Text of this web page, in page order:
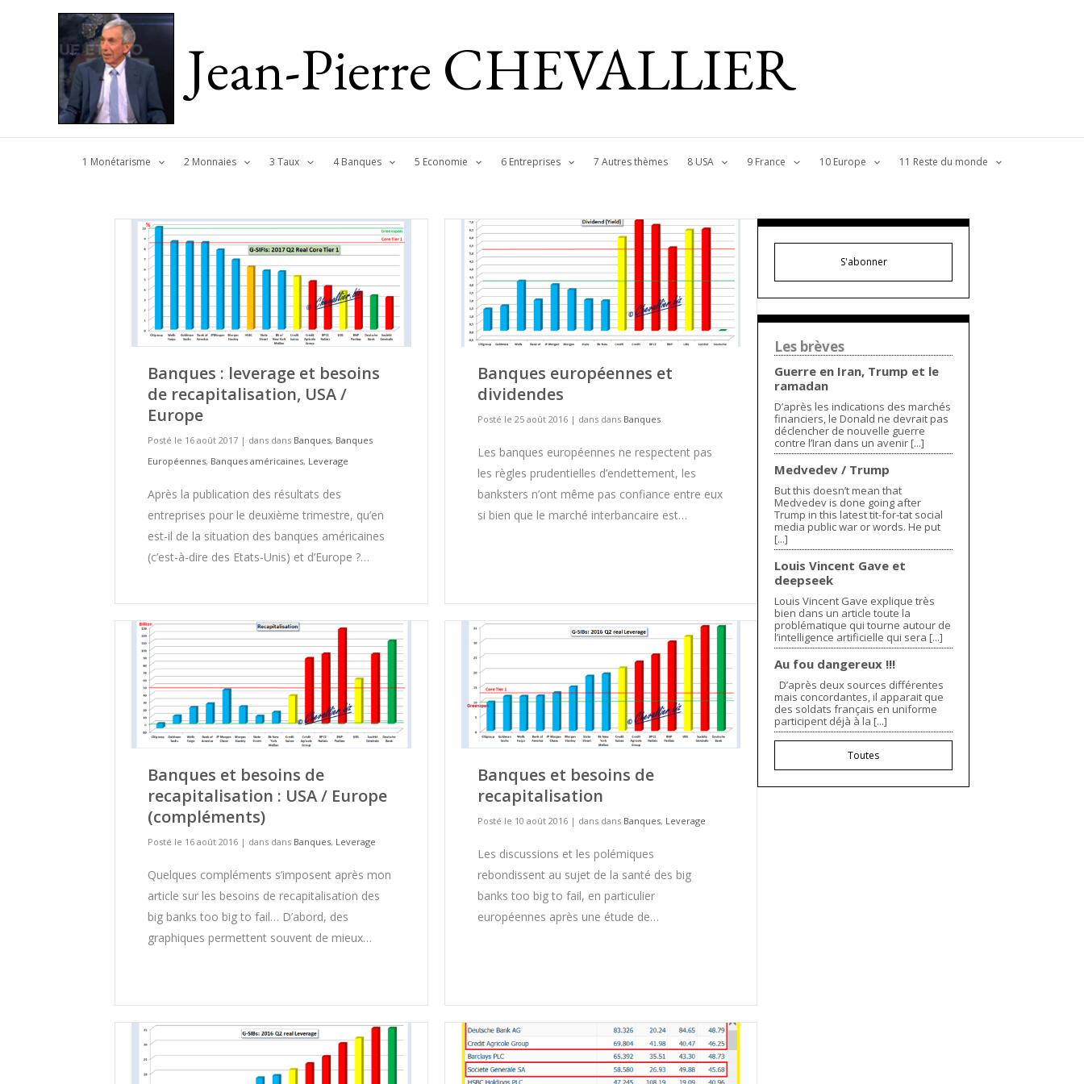
Jean-Pierre CHEVALLIER
1 Monétarisme 2 Monnaies 3 Taux 4 Banques 5 Economie 6 Entreprises 7 Autres thèmes 8 USA 9 France 10 Europe 11 Reste du monde
Banques : leverage et besoins
de recapitalisation, USA /
Europe
Posté le 16 août 2017 | dans dans Banques, Banques
Européennes, Banques américaines, Leverage
Après la publication des résultats des
entreprises pour le deuxième trimestre, qu’en
est-il de la situation des banques américaines
(c’est-à-dire des Etats-Unis) et d’Europe ?…
Banques européennes et
dividendes
Posté le 25 août 2016 | dans dans Banques
Les banques européennes ne respectent pas
les règles prudentielles d’endettement, les
banksters n’ont même pas confiance entre eux
si bien que le marché interbancaire est…
Banques et besoins de
recapitalisation : USA / Europe
(compléments)
Posté le 16 août 2016 | dans dans Banques, Leverage
Quelques compléments s’imposent après mon
article sur les besoins de recapitalisation des
big banks too big to fail… D’abord, des
graphiques permettent souvent de mieux…
Banques et besoins de
recapitalisation
Posté le 10 août 2016 | dans dans Banques, Leverage
Les discussions et les polémiques
rebondissent au sujet de la santé des big
banks too big to fail, en particulier
européennes après une étude de…
S'abonner
Les brèves
Guerre en Iran, Trump et le
ramadan
D’après les indications des marchés
financiers, le Donald ne devrait pas
déclencher de nouvelle guerre
contre l’Iran dans un avenir [...]
Medvedev / Trump
But this doesn’t mean that
Medvedev is done going after
Trump in this latest tit-for-tat social
media public war or words. He put
[...]
Louis Vincent Gave et
deepseek
Louis Vincent Gave explique très
bien dans un article toute la
problématique qui tourne autour de
l’intelligence artificielle qui sera [...]
Au fou dangereux !!!
D’après deux sources différentes
mais concordantes, il apparait que
des soldats français en uniforme
participent déjà à la [...]
Toutes